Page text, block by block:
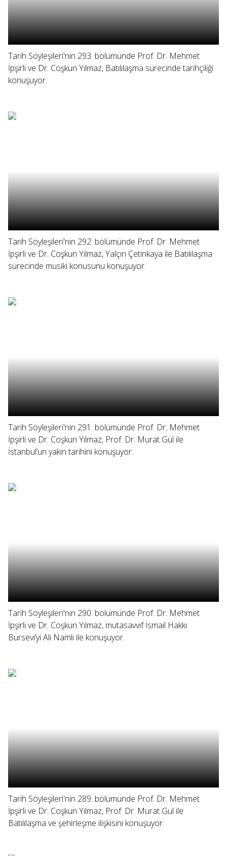
Tarih Söyleşileri'nin 293. bölümünde Prof. Dr. Mehmet
İpşirli ve Dr. Coşkun Yılmaz, Batılılaşma sürecinde tarihçiliği
konuşuyor.
Tarih Söyleşileri'nin 292. bölümünde Prof. Dr. Mehmet
İpşirli ve Dr. Coşkun Yılmaz, Yalçın Çetinkaya ile Batılılaşma
sürecinde musiki konusunu konuşuyor.
Tarih Söyleşileri'nin 291. bölümünde Prof. Dr. Mehmet
İpşirli ve Dr. Coşkun Yılmaz, Prof. Dr. Murat Gül ile
İstanbul’un yakın tarihini konuşuyor.
Tarih Söyleşileri'nin 290. bölümünde Prof. Dr. Mehmet
İpşirli ve Dr. Coşkun Yılmaz, mutasavvıf İsmail Hakkı
Bursevi’yi Ali Namlı ile konuşuyor.
Tarih Söyleşileri'nin 289. bölümünde Prof. Dr. Mehmet
İpşirli ve Dr. Coşkun Yılmaz, Prof. Dr. Murat Gül ile
Batılılaşma ve şehirleşme ilişkisini konuşuyor.